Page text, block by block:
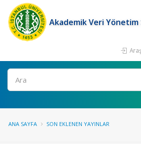
Akademik Veri Yönetim
Ara
ANA SAYFA SON EKLENEN YAYINLAR